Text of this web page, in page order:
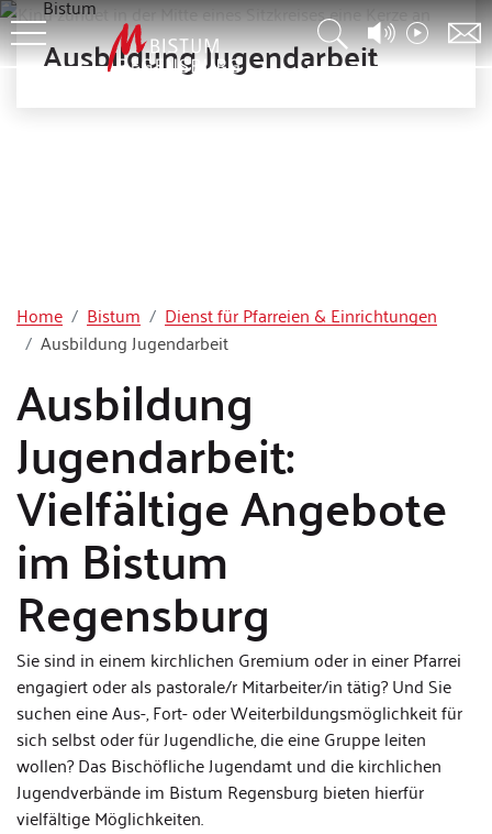
Bistum
Ausbildung Jugendarbeit
Home Bistum
Dienst für Pfarreien & Einrichtungen
Ausbildung Jugendarbeit
Ausbildung
Jugendarbeit:
Vielfältige Angebote
im Bistum
Regensburg
Sie sind in einem kirchlichen Gremium oder in einer Pfarrei
engagiert oder als pastorale/r Mitarbeiter/in tätig? Und Sie
suchen eine Aus-, Fort- oder Weiterbildungsmöglichkeit für
sich selbst oder für Jugendliche, die eine Gruppe leiten
wollen? Das Bischöfliche Jugendamt und die kirchlichen
Jugendverbände im Bistum Regensburg bieten hierfür
vielfältige Möglichkeiten.